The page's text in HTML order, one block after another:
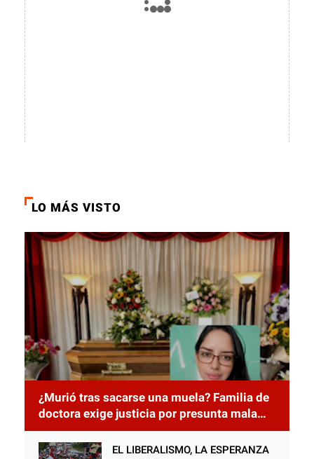
LO MÁS VISTO
¿Murió tras sacarse una muela? Familia de
doctora exige justicia por presunta mala
práctica odontológica
EL LIBERALISMO, LA ESPERANZA